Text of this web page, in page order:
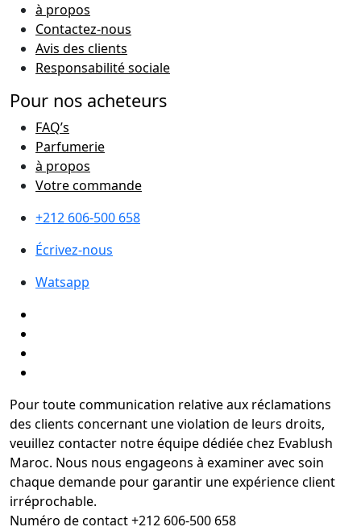
à propos
Contactez-nous
Avis des clients
Responsabilité sociale
Pour nos acheteurs
FAQ’s
Parfumerie
à propos
Votre commande
+212 606-500 658
Écrivez-nous
Watsapp
Pour toute communication relative aux réclamations
des clients concernant une violation de leurs droits,
veuillez contacter notre équipe dédiée chez Evablush
Maroc. Nous nous engageons à examiner avec soin
chaque demande pour garantir une expérience client
irréprochable.
Numéro de contact +212 606-500 658